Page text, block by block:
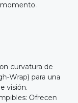
momento.
curvatura de
Wrap) para una
visión.
Ofrecen